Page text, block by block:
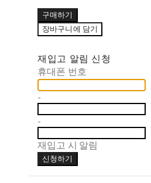
구매하기
장바구니에 담기
재입고 알림 신청
휴대폰 번호
-
-
재입고 시 알림
신청하기